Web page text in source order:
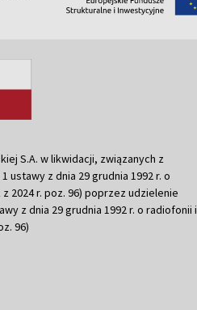
S.A. w likwidacji, związanych z
ustawy z dnia 29 grudnia 1992 r. o
2024 r. poz. 96) poprzez udzielenie
z dnia 29 grudnia 1992 r. o radiofonii i
96)